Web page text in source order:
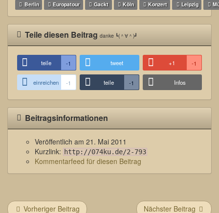
Berlin Europatour Gackt Köln Konzert Leipzig
Teile diesen Beitragdanke ┗(＾∀＾)┛
teile -1 tweet +1 -1
einreichen -1 teile -1 Infos
Beitragsinformationen
Veröffentlich am 21. Mai 2011
Kurzlink: http://074ku.de/2-793
Kommentarfeed für diesen Beitrag
Vorheriger Beitrag Nächster Beitrag